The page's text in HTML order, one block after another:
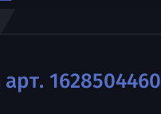
1628504460